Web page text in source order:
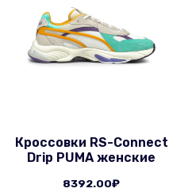
Кроссовки RS-Connect
Drip PUMA женские
8392.00₽